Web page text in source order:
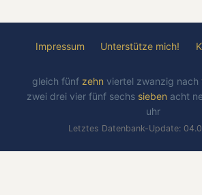
Impressum Unterstütze mich!
gleich fünf zehn viertel zwanzig nach
zwei drei vier fünf sechs sieben acht
uhr
Letztes Datenbank-Update: